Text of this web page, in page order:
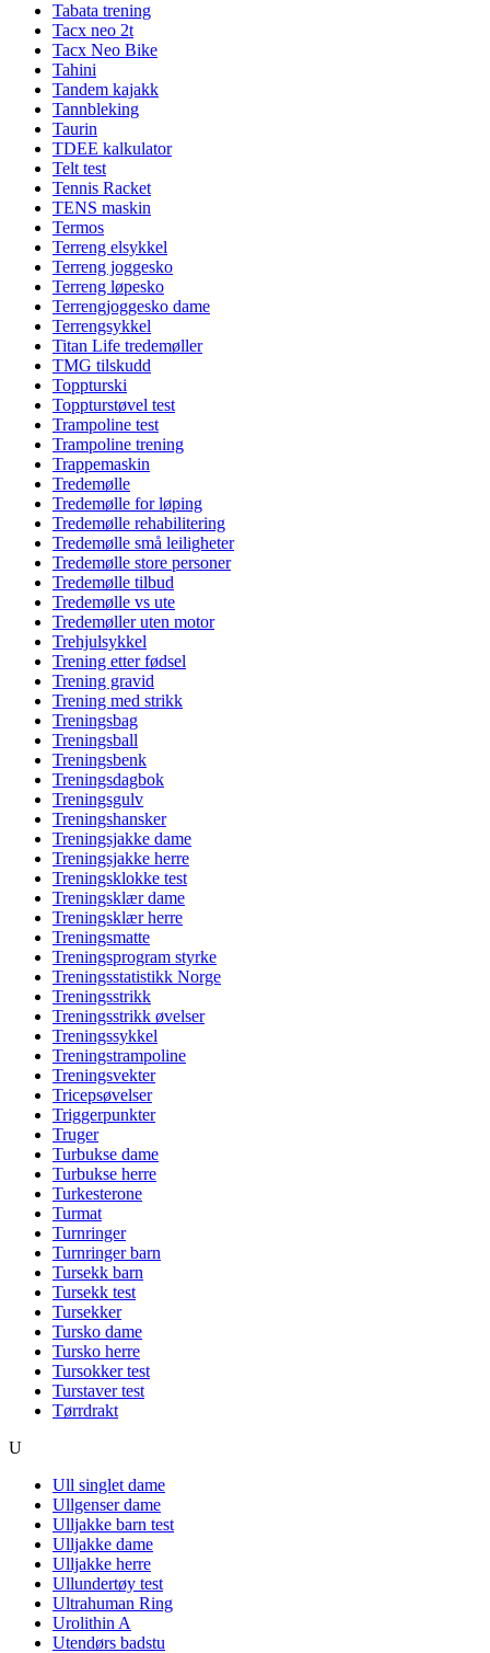
Tabata trening
Tacx neo 2t
Tacx Neo Bike
Tahini
Tandem kajakk
Tannbleking
Taurin
TDEE kalkulator
Telt test
Tennis Racket
TENS maskin
Termos
Terreng elsykkel
Terreng joggesko
Terreng løpesko
Terrengjoggesko dame
Terrengsykkel
Titan Life tredemøller
TMG tilskudd
Toppturski
Toppturstøvel test
Trampoline test
Trampoline trening
Trappemaskin
Tredemølle
Tredemølle for løping
Tredemølle rehabilitering
Tredemølle små leiligheter
Tredemølle store personer
Tredemølle tilbud
Tredemølle vs ute
Tredemøller uten motor
Trehjulsykkel
Trening etter fødsel
Trening gravid
Trening med strikk
Treningsbag
Treningsball
Treningsbenk
Treningsdagbok
Treningsgulv
Treningshansker
Treningsjakke dame
Treningsjakke herre
Treningsklokke test
Treningsklær dame
Treningsklær herre
Treningsmatte
Treningsprogram styrke
Treningsstatistikk Norge
Treningsstrikk
Treningsstrikk øvelser
Treningssykkel
Treningstrampoline
Treningsvekter
Tricepsøvelser
Triggerpunkter
Truger
Turbukse dame
Turbukse herre
Turkesterone
Turmat
Turnringer
Turnringer barn
Tursekk barn
Tursekk test
Tursekker
Tursko dame
Tursko herre
Tursokker test
Turstaver test
Tørrdrakt
U
Ull singlet dame
Ullgenser dame
Ulljakke barn test
Ulljakke dame
Ulljakke herre
Ullundertøy test
Ultrahuman Ring
Urolithin A
Utendørs badstu